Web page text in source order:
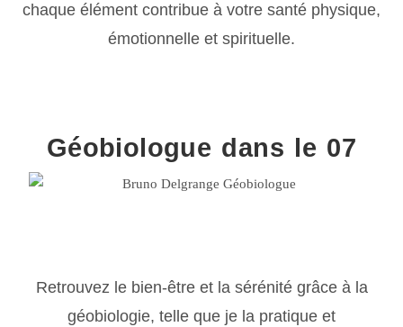
chaque élément contribue à votre santé physique,
émotionnelle et spirituelle.
Géobiologue dans le 07
Retrouvez le bien-être et la sérénité grâce à la
géobiologie, telle que je la pratique et